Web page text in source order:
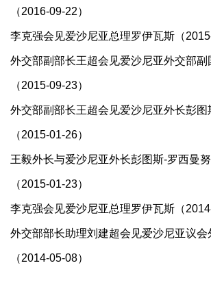
（2016-09-22）
李克强会见爱沙尼亚总理罗伊瓦斯（
外交部副部长王超会见爱沙尼亚外交部
（2015-09-23）
外交部副部长王超会见爱沙尼亚外长彭图
（2015-01-26）
王毅外长与爱沙尼亚外长彭图斯-罗西曼
（2015-01-23）
李克强会见爱沙尼亚总理罗伊瓦斯（
外交部部长助理刘建超会见爱沙尼亚议会
（2014-05-08）